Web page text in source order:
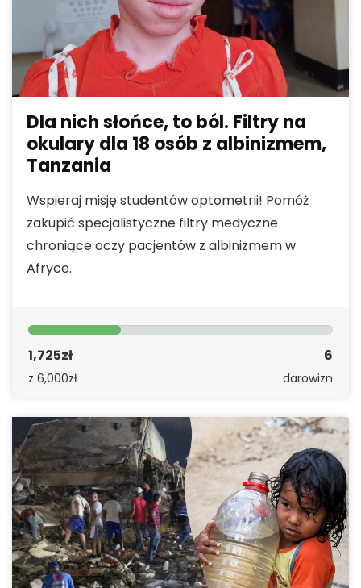
Dla nich słońce, to ból. Filtry na
okulary dla 18 osób z albinizmem,
Tanzania
Wspieraj misję studentów optometrii! Pomóż
zakupić specjalistyczne filtry medyczne
chroniące oczy pacjentów z albinizmem w
Afryce.
1,725zł
z 6,000zł
6
darowizn